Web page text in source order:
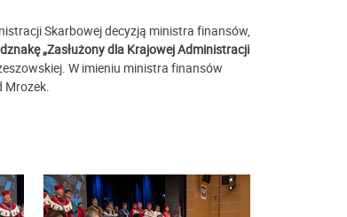
Skarbowej decyzją ministra finansów,
„Zasłużony dla Krajowej Administracji
W imieniu ministra finansów
Mrozek.